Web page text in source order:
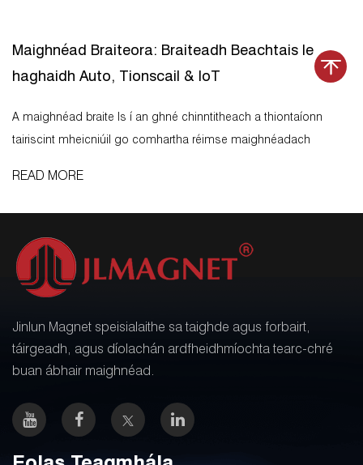
Maighnéad Braiteora: Braiteadh Beachtais le
haghaidh Auto, Tionscail & IoT
A maighnéad braite Is í an ghné chinntitheach a thiontaíonn
tairiscint mheicniúil go comhartha réimse maighnéadach
fad saoil na gcóras tomhais éadadhaill, luas agus uillinne. Gan
READ MORE
Jinlun Magnet speisialaithe sa taighde agus forbairt,
táirgeadh, agus díolachán ardfheidhmíochta tearc-chré
buan ábhair maighnéad.